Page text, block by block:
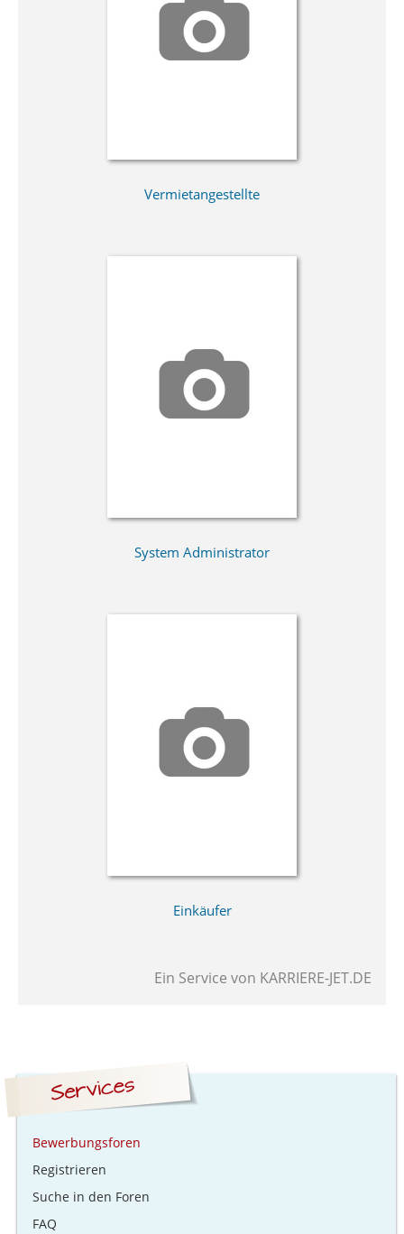
Vermietangestellte
System Administrator
Einkäufer
Ein Service von KARRIERE-JET.DE
Bewerbungsforen
Registrieren
Suche in den Foren
FAQ